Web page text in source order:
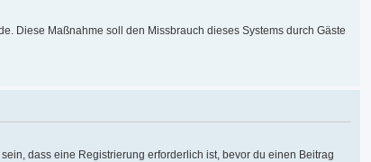
Diese Maßnahme soll den Missbrauch dieses Systems durch Gäste
dass eine Registrierung erforderlich ist, bevor du einen Beitrag